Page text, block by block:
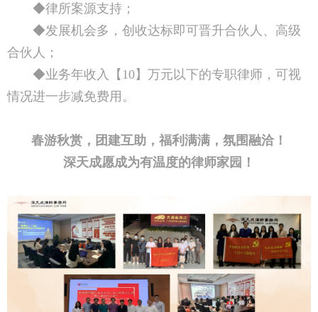
◆律所案源支持；
◆发展机会多，创收达标即可晋升合伙人、高级
合伙人；
◆业务年收入【10】万元以下的专职律师，可视
情况进一步减免费用。
春游秋赏，团建互助，福利满满，氛围融洽！
深天成愿成为有温度的律师家园！